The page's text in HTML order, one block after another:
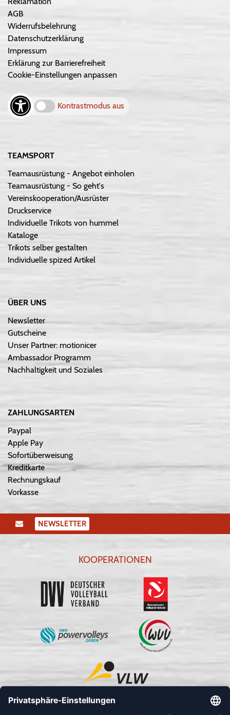
AGB
Widerrufsbelehrung
Datenschutzerklärung
Impressum
Erklärung zur Barrierefreiheit
Cookie-Einstellungen anpassen
Kontrastmodus aus
TEAMSPORT
Teamausrüstung - Angebot einholen
Teamausrüstung - So geht's
Vereinskooperation/Ausrüster
Druckservice
Individuelle Trikots von hummel
Kataloge
Trikots selber gestalten
Individuelle spized Artikel
ÜBER UNS
Newsletter
Gutscheine
Unser Partner: motionicer
Ambassador Programm
Nachhaltigkeit und Soziales
ZAHLUNGSARTEN
Paypal
Apple Pay
Sofortüberweisung
Kreditkarte
Rechnungskauf
Vorkasse
NEWSLETTER
KOOPERATIONEN